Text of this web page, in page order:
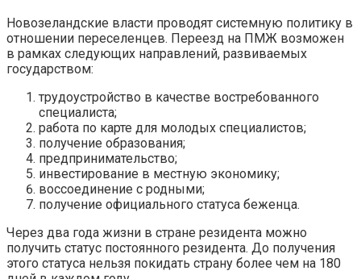
Новозеландские власти проводят системную политику в
отношении переселенцев. Переезд на ПМЖ возможен
в рамках следующих направлений, развиваемых
государством:
трудоустройство в качестве востребованного
специалиста;
работа по карте для молодых специалистов;
получение образования;
предпринимательство;
инвестирование в местную экономику;
воссоединение с родными;
получение официального статуса беженца.
Через два года жизни в стране резидента можно
получить статус постоянного резидента. До получения
этого статуса нельзя покидать страну более чем на 180